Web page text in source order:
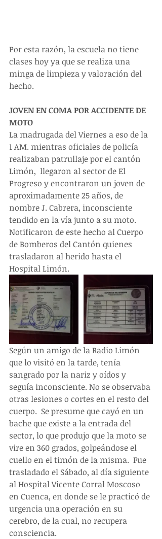
Por esta razón, la escuela no tiene
clases hoy ya que se realiza una
minga de limpieza y valoración del
hecho.
JOVEN EN COMA POR ACCIDENTE DE
MOTO
La madrugada del Viernes a eso de la
1 AM. mientras oficiales de policía
realizaban patrullaje por el cantón
Limón,  llegaron al sector de El
Progreso y encontraron un joven de
aproximadamente 25 años, de
nombre J. Cabrera, inconsciente
tendido en la vía junto a su moto.
Notificaron de este hecho al Cuerpo
de Bomberos del Cantón quienes
trasladaron al herido hasta el
Hospital Limón.
Según un amigo de la Radio Limón
que lo visitó en la tarde, tenía
sangrado por la nariz y oídos y
seguía inconsciente. No se observaba
otras lesiones o cortes en el resto del
cuerpo.  Se presume que cayó en un
bache que existe a la entrada del
sector, lo que produjo que la moto se
vire en 360 grados, golpeándose el
cuello en el timón de la misma.  Fue
trasladado el Sábado, al día siguiente
al Hospital Vicente Corral Moscoso
en Cuenca, en donde se le practicó de
urgencia una operación en su
cerebro, de la cual, no recupera
consciencia.